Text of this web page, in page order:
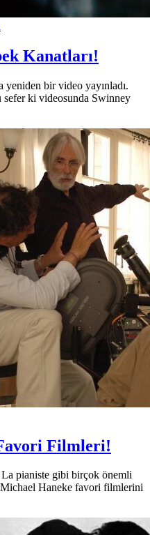
Kanatları!
yeniden bir video yayınladı.
ki videosunda Swinney
Filmleri!
pianiste gibi birçok önemli
Haneke favori filmlerini